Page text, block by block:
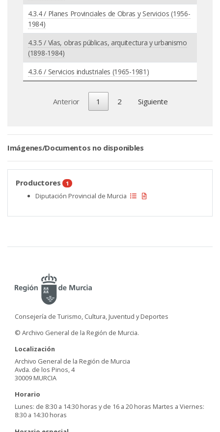
4.3.4 / Planes Provinciales de Obras y Servicios (1956-
1984)
4.3.5 / Vías, obras públicas, arquitectura y urbanismo
(1898-1984)
4.3.6 / Servicios industriales (1965-1981)
Anterior 1 2 Siguiente
Imágenes/Documentos no disponibles
Productores 1
Diputación Provincial de Murcia
Consejería de Turismo, Cultura, Juventud y Deportes
© Archivo General de la Región de Murcia.
Localización
Archivo General de la Región de Murcia
Avda. de los Pinos, 4
30009 MURCIA
Horario
Lunes: de 8:30 a 14:30 horas y de 16 a 20 horas Martes a Viernes:
8:30 a 14:30 horas